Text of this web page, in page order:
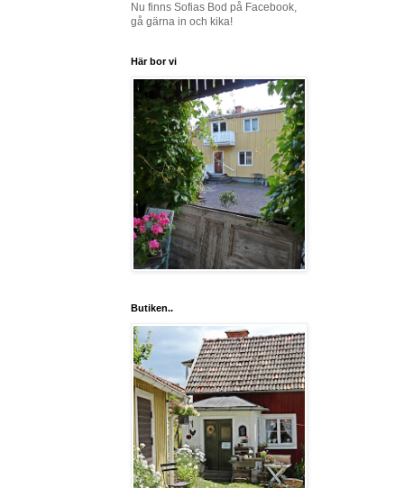
Nu finns Sofias Bod på Facebook,
gå gärna in och kika!
Här bor vi
Butiken..